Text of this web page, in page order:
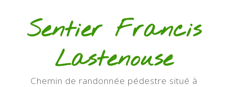
Sentier Francis
Lastenouse
Chemin de randonnée pédestre situé à